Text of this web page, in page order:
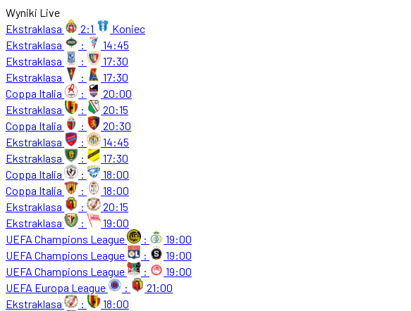
Wyniki Live
Ekstraklasa
2:1
Koniec
Ekstraklasa
:
14:45
Ekstraklasa
:
17:30
Ekstraklasa
:
17:30
Coppa Italia
:
20:00
Ekstraklasa
:
20:15
Coppa Italia
:
20:30
Ekstraklasa
:
14:45
Ekstraklasa
:
17:30
Coppa Italia
:
18:00
Coppa Italia
:
18:00
Ekstraklasa
:
20:15
Ekstraklasa
:
19:00
UEFA Champions League
:
19:00
UEFA Champions League
:
19:00
UEFA Champions League
:
19:00
UEFA Europa League
:
21:00
Ekstraklasa
:
18:00